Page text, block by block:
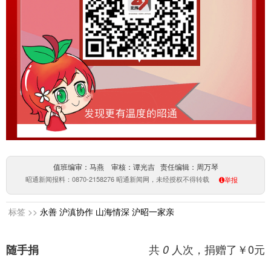
值班编审：马燕 审核：谭光吉 责任编辑：周万琴
昭通新闻报料：0870-2158276 昭通新闻网，未经授权不得转载 举报
标签 >> 永善 沪滇协作 山海情深 沪昭一家亲
共 0 人次，捐赠了￥0元
随手捐